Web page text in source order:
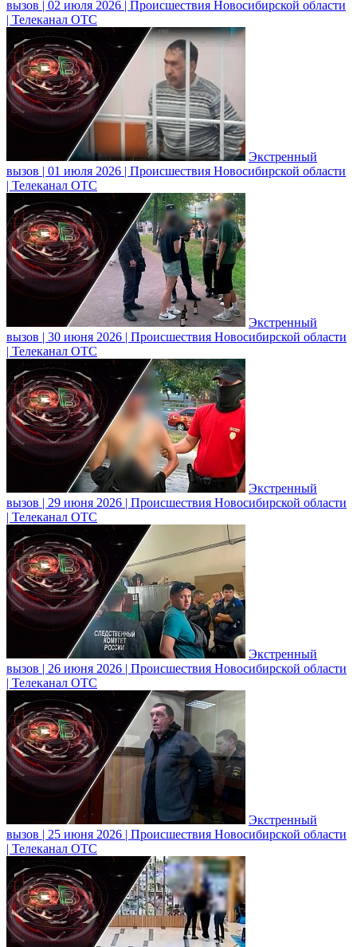
вызов | 02 июля 2026 | Происшествия Новосибирской области
| Телеканал ОТС
Экстренный
вызов | 01 июля 2026 | Происшествия Новосибирской области
| Телеканал ОТС
Экстренный
вызов | 30 июня 2026 | Происшествия Новосибирской области
| Телеканал ОТС
Экстренный
вызов | 29 июня 2026 | Происшествия Новосибирской области
| Телеканал ОТС
Экстренный
вызов | 26 июня 2026 | Происшествия Новосибирской области
| Телеканал ОТС
Экстренный
вызов | 25 июня 2026 | Происшествия Новосибирской области
| Телеканал ОТС